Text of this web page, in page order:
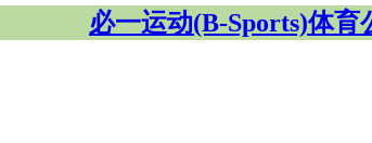
必一运动(B-Sports)体育